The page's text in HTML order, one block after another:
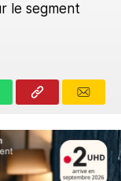
le segment